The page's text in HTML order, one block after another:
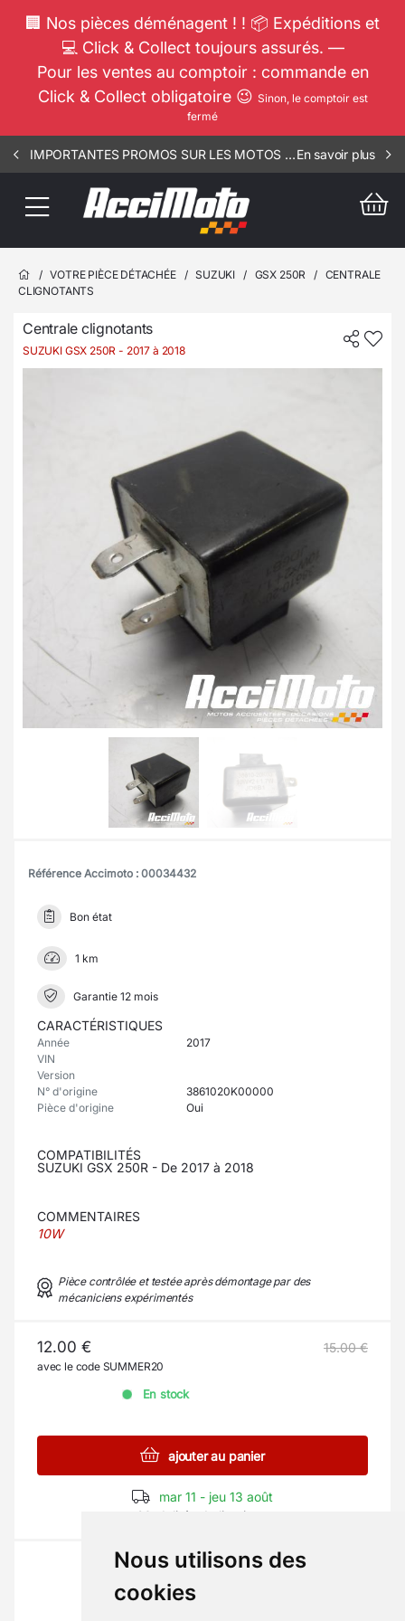
Nous utilisons des
cookies
🏢 Nos pièces déménagent ! ! 📦 Expéditions et
💻 Click & Collect toujours assurés. —
Pour les ventes au comptoir : commande en
Click & Collect obligatoire 😉 Sinon, le comptoir est
fermé
IMPORTANTES PROMOS SUR LES MOTOS COMPLETES !!! CONSULTEZ NOS ANNONCES ----- SCOOT - RSV - 1812En savoir plus
/ VOTRE PIÈCE DÉTACHÉE / SUZUKI / GSX 250R /
CENTRALE
CLIGNOTANTS
Centrale clignotants
SUZUKI GSX 250R - 2017 à 2018
Référence Accimoto : 00034432
Bon état
1 km
Garantie 12 mois
CARACTÉRISTIQUES
Année
2017
VIN
Version
N° d'origine
3861020K00000
Pièce d'origine
Oui
COMPATIBILITÉS
SUZUKI GSX 250R - De 2017 à 2018
COMMENTAIRES
10W
Pièce contrôlée et testée après démontage par des
mécaniciens expérimentés
12.00 € 15.00 €
avec le code SUMMER20
En stock
ajouter au panier
mar 11 - jeu 13 août
Modalités de livraison